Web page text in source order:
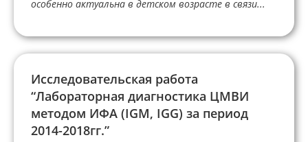
особенно актуальна в детском возрасте в связи...
Исследовательская работа
“Лабораторная диагностика ЦМВИ
методом ИФА (IGМ, IGG) за период
2014-2018гг.”